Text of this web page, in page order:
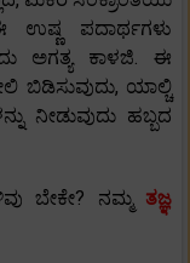
ಪದಾರ್ಥಗಳು
ಅಗತ್ಯ ಕಾಳಜಿ. ಈ
ಬಿಡಿಸುವುದು, ಯಾಲ್ಚಿ
ನೀಡುವುದು ಹಬ್ಬದ
ಬೇಕೇ? ನಮ್ಮ ತಜ್ಞ